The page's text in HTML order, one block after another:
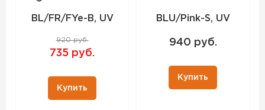
BL/FR/FYe-B, UV
920 руб.
735 руб.
Купить
BLU/Pink-S, UV
940 руб.
Купить